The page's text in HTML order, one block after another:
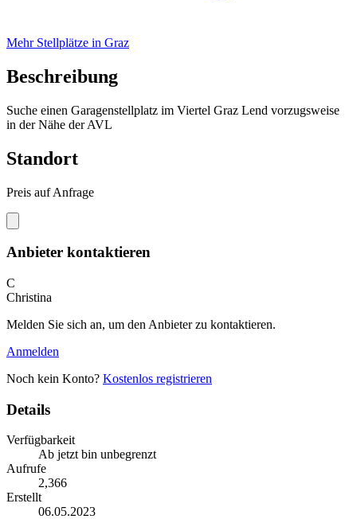
Mehr Stellplätze in Graz
Beschreibung
Suche einen Garagenstellplatz im Viertel Graz Lend vorzugsweise
in der Nähe der AVL
Standort
Preis auf Anfrage
Anbieter kontaktieren
C
Christina
Melden Sie sich an, um den Anbieter zu kontaktieren.
Anmelden
Noch kein Konto? Kostenlos registrieren
Details
Verfügbarkeit
Ab jetzt bin unbegrenzt
Aufrufe
2,366
Erstellt
06.05.2023